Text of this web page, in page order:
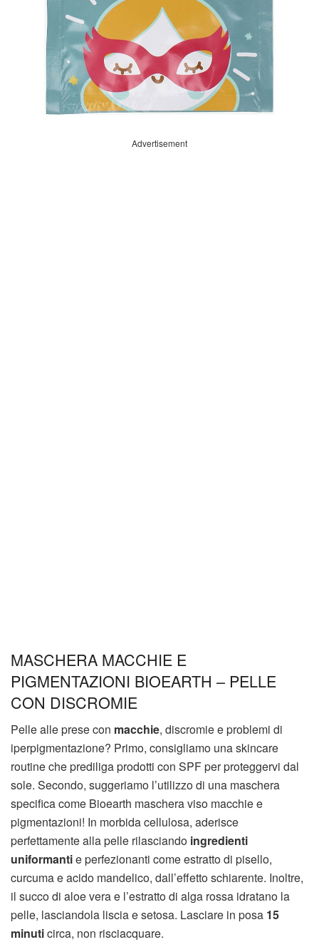
Advertisement
MASCHERA MACCHIE E
PIGMENTAZIONI BIOEARTH – PELLE
CON DISCROMIE
Pelle alle prese con macchie, discromie e problemi di
iperpigmentazione? Primo, consigliamo una skincare
routine che prediliga prodotti con SPF per proteggervi dal
sole. Secondo, suggeriamo l’utilizzo di una maschera
specifica come Bioearth maschera viso macchie e
pigmentazioni! In morbida cellulosa, aderisce
perfettamente alla pelle rilasciando ingredienti
uniformantie perfezionanti come estratto di pisello,
curcuma e acido mandelico, dall’effetto schiarente. Inoltre,
il succo di aloe vera e l’estratto di alga rossa idratano la
pelle, lasciandola liscia e setosa. Lasciare in posa 15
minuticirca, non risciacquare.